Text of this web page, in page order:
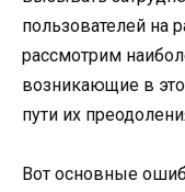
пользователей на
рассмотрим
возникающие в
пути их
Вот основные